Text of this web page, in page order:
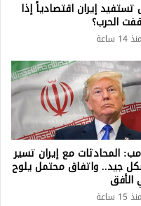
إيران اقتصادياً إذا
الحرب؟
منذ 14 ساعة
المحادثات مع إيران تسير
جيد.. واتفاق محتمل يلوح
منذ 15 ساعة